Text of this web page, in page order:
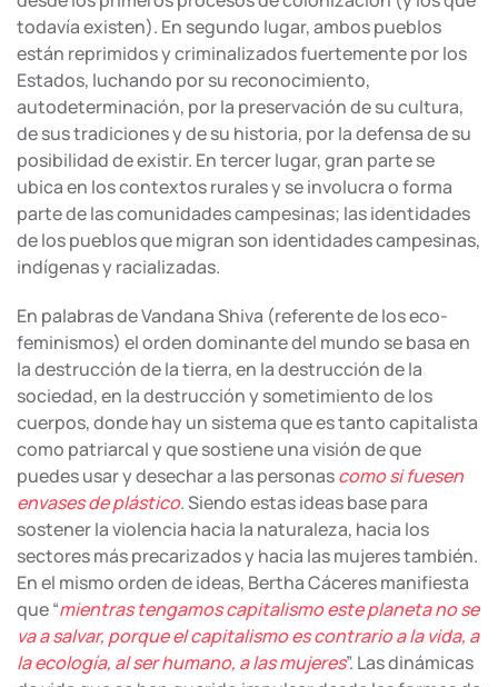
todavía existen). En segundo lugar, ambos pueblos
están reprimidos y criminalizados fuertemente por los
Estados, luchando por su reconocimiento,
autodeterminación, por la preservación de su cultura,
de sus tradiciones y de su historia, por la defensa de su
posibilidad de existir. En tercer lugar, gran parte se
ubica en los contextos rurales y se involucra o forma
parte de las comunidades campesinas; las identidades
de los pueblos que migran son identidades campesinas,
indígenas y racializadas.
En palabras de Vandana Shiva (referente de los eco-
feminismos) el orden dominante del mundo se basa en
la destrucción de la tierra, en la destrucción de la
sociedad, en la destrucción y sometimiento de los
cuerpos, donde hay un sistema que es tanto capitalista
como patriarcal y que sostiene una visión de que
puedes usar y desechar a las personascomo si fuesen
envases de plástico. Siendo estas ideas base para
sostener la violencia hacia la naturaleza, hacia los
sectores más precarizados y hacia las mujeres también.
En el mismo orden de ideas, Bertha Cáceres manifiesta
que “mientras tengamos capitalismo este planeta no se
va a salvar, porque el capitalismo es contrario a la vida, a
la ecología, al ser humano, a las mujeres”. Las dinámicas